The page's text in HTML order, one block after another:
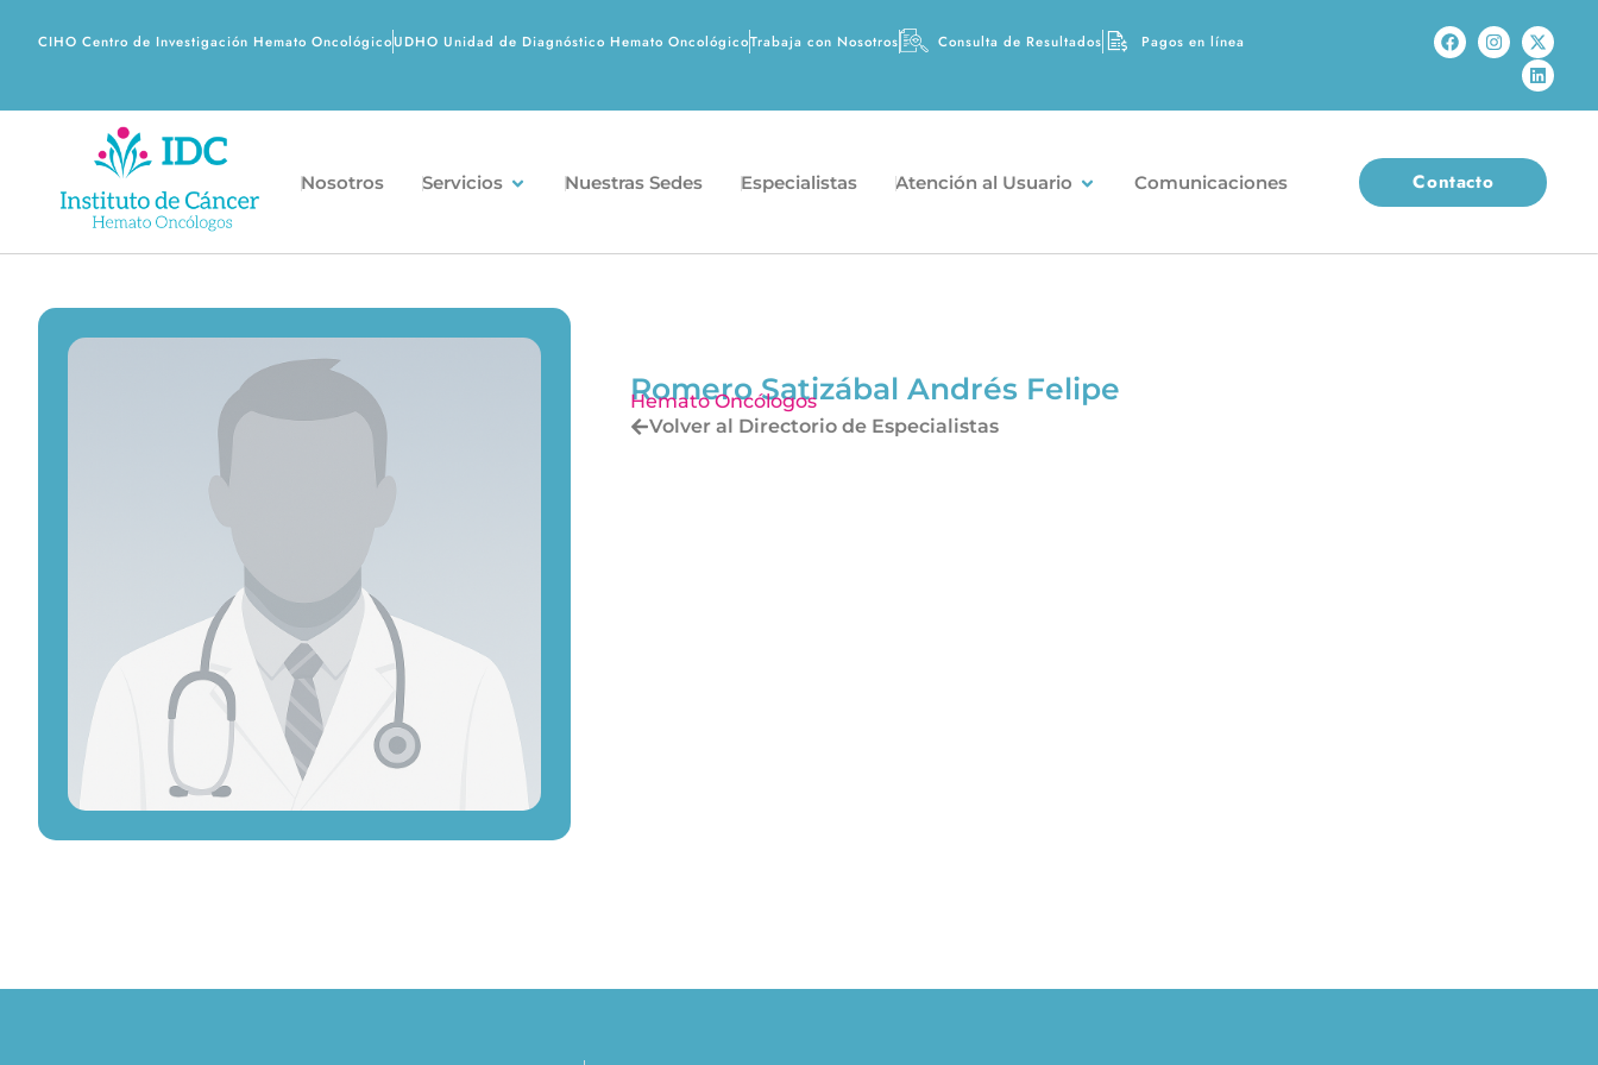
CIHO Centro de Investigación Hemato OncológicoUDHO Unidad de Diagnóstico Hemato OncológicoTrabaja con Nosotros Consulta de Resultados Pagos en línea
Nosotros Servicios Nuestras Sedes Especialistas Atención al Usuario Comunicaciones Contacto
Romero Satizábal Andrés Felipe
Hemato Oncólogos
Volver al Directorio de Especialistas